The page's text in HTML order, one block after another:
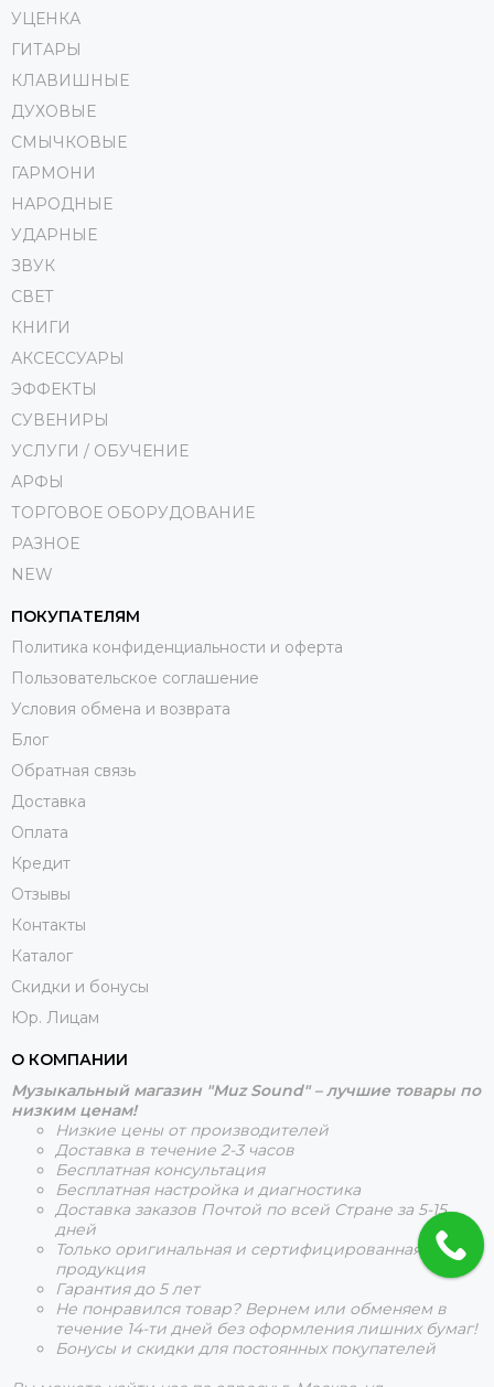
УЦЕНКА
ГИТАРЫ
КЛАВИШНЫЕ
ДУХОВЫЕ
СМЫЧКОВЫЕ
ГАРМОНИ
НАРОДНЫЕ
УДАРНЫЕ
ЗВУК
СВЕТ
КНИГИ
АКСЕССУАРЫ
ЭФФЕКТЫ
СУВЕНИРЫ
УСЛУГИ / ОБУЧЕНИЕ
АРФЫ
ТОРГОВОЕ ОБОРУДОВАНИЕ
РАЗНОЕ
NEW
ПОКУПАТЕЛЯМ
Политика конфиденциальности и оферта
Пользовательское соглашение
Условия обмена и возврата
Блог
Обратная связь
Доставка
Оплата
Кредит
Отзывы
Контакты
Каталог
Скидки и бонусы
Юр. Лицам
О КОМПАНИИ
Музыкальный магазин "Muz Sound" – лучшие товары по
низким ценам!
Низкие цены от производителей
Доставка в течение 2-3 часов
Бесплатная консультация
Бесплатная настройка и диагностика
Доставка заказов Почтой по всей Стране за 5-15
дней
Только оригинальная и сертифицированная
продукция
Гарантия до 5 лет
Не понравился товар? Вернем или обменяем в
течение 14-ти дней без оформления лишних бумаг!
Бонусы и скидки для постоянных покупателей